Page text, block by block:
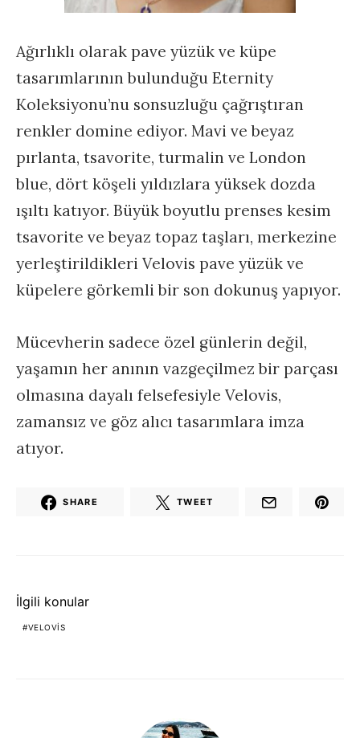
Ağırlıklı olarak pave yüzük ve küpe
tasarımlarının bulunduğu Eternity
Koleksiyonu’nu sonsuzluğu çağrıştıran
renkler domine ediyor. Mavi ve beyaz
pırlanta, tsavorite, turmalin ve London
blue, dört köşeli yıldızlara yüksek dozda
ışıltı katıyor. Büyük boyutlu prenses kesim
tsavorite ve beyaz topaz taşları, merkezine
yerleştirildikleri Velovis pave yüzük ve
küpelere görkemli bir son dokunuş yapıyor.
Mücevherin sadece özel günlerin değil,
yaşamın her anının vazgeçilmez bir parçası
olmasına dayalı felsefesiyle Velovis,
zamansız ve göz alıcı tasarımlara imza
atıyor.
SHARE TWEET
İlgili konular
VELOVIS